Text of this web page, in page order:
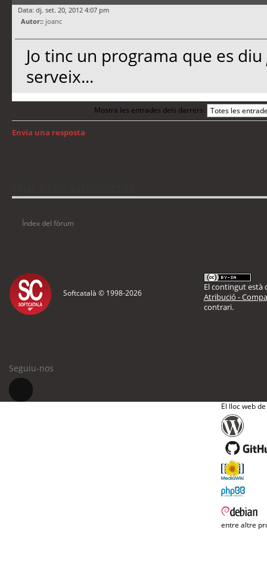
Data: dj. set. 20, 2012 4:07 pm
Autor:: joanc
Jo tinc un programa que es diu
serveix...
Mostra les entrades dels darrers:
Envia una resposta
Índex del fòrum
Softcatalà © 1998-2026
El contingut està
Atribució -
contrari.
Seguiu-nos
El lloc web
entre altre